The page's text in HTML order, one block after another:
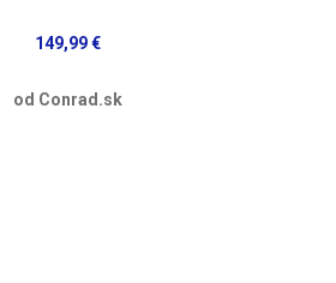
149,99 €
od Conrad.sk